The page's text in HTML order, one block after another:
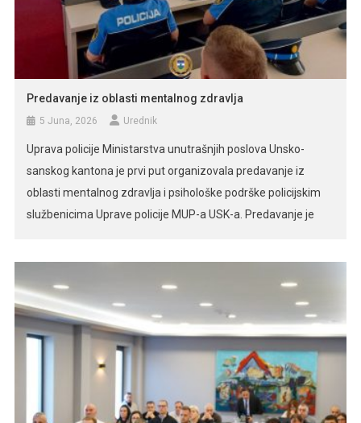
Predavanje iz oblasti mentalnog zdravlja
5 Juna, 2026 Urednik
Uprava policije Ministarstva unutrašnjih poslova Unsko-
sanskog kantona je prvi put organizovala predavanje iz
oblasti mentalnog zdravlja i psihološke podrške policijskim
službenicima Uprave policije MUP-a USK-a. Predavanje je
Rekić, magistra psihologije, koja je tom prilikom posebno
naglasila važnost podizanja svijesti o očuvanju mentalnog
[…]